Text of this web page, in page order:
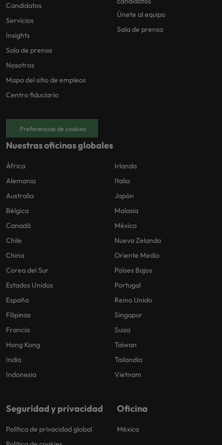
Candidatos
Servicios
Insights
Sala de prensa
Nosotros
Mapa del sitio de empleos
Centro fiduciario
Únete al equipo
Sala de prensa
Preferencias de cookies
Nuestras oficinas globales
África
Alemania
Australia
Bélgica
Canadá
Chile
China
Corea del Sur
Estados Unidos
España
Filipinas
Francia
Hong Kong
India
Indonesia
Irlanda
Italia
Japón
Malasia
México
Nueva Zelanda
Oriente Medio
Países Bajos
Portugal
Reino Unido
Singapur
Suiza
Taiwan
Tailandia
Vietnam
Seguridad y privacidad
Política de privacidad global
Oficina
México